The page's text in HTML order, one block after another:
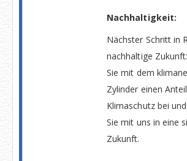
Nachhaltigkeit:
Nächster Schritt in
nachhaltige
Sie mit dem
Zylinder einen
Klimaschutz bei
Sie mit uns in eine
Zukunft.